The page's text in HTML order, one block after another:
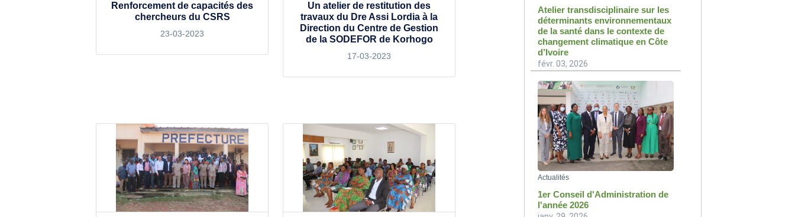
Renforcement de capacités des
chercheurs du CSRS
23-03-2023
Un atelier de restitution des
travaux du Dre Assi Lordia à la
Direction du Centre de Gestion
de la SODEFOR de Korhogo
17-03-2023
Atelier transdisciplinaire sur les
déterminants environnementaux
de la santé dans le contexte de
changement climatique en Côte
d’Ivoire
févr. 03, 2026
Actualités
1er Conseil d'Administration de
l'année 2026